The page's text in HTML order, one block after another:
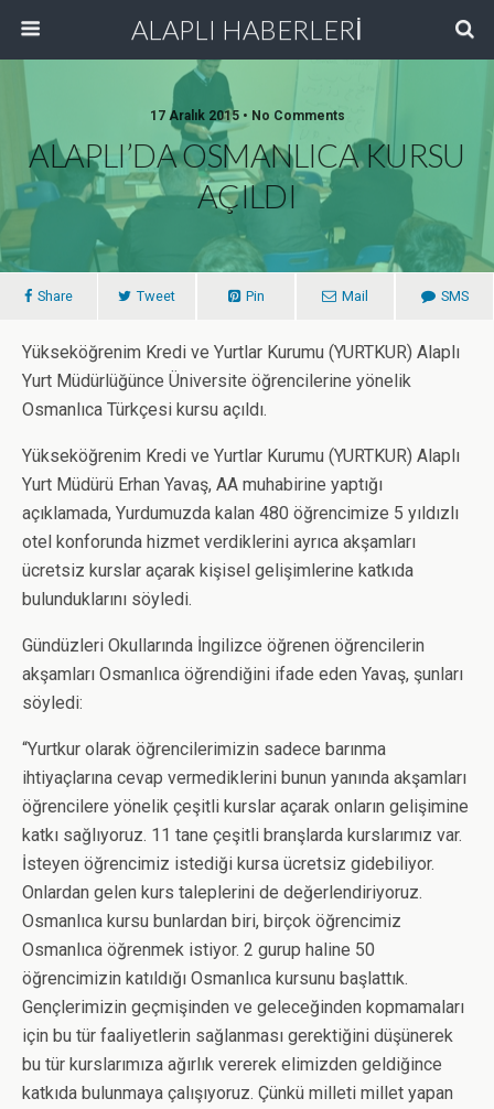
ALAPLI HABERLERİ
17 Aralık 2015 • No Comments
ALAPLI’DA OSMANLICA KURSU
AÇILDI
Share Tweet Pin Mail SMS
Yükseköğrenim Kredi ve Yurtlar Kurumu (YURTKUR) Alaplı
Yurt Müdürlüğünce Üniversite öğrencilerine yönelik
Osmanlıca Türkçesi kursu açıldı.
Yükseköğrenim Kredi ve Yurtlar Kurumu (YURTKUR) Alaplı
Yurt Müdürü Erhan Yavaş, AA muhabirine yaptığı
açıklamada, Yurdumuzda kalan 480 öğrencimize 5 yıldızlı
otel konforunda hizmet verdiklerini ayrıca akşamları
ücretsiz kurslar açarak kişisel gelişimlerine katkıda
bulunduklarını söyledi.
Gündüzleri Okullarında İngilizce öğrenen öğrencilerin
akşamları Osmanlıca öğrendiğini ifade eden Yavaş, şunları
söyledi:
“Yurtkur olarak öğrencilerimizin sadece barınma
ihtiyaçlarına cevap vermediklerini bunun yanında akşamları
öğrencilere yönelik çeşitli kurslar açarak onların gelişimine
katkı sağlıyoruz. 11 tane çeşitli branşlarda kurslarımız var.
İsteyen öğrencimiz istediği kursa ücretsiz gidebiliyor.
Onlardan gelen kurs taleplerini de değerlendiriyoruz.
Osmanlıca kursu bunlardan biri, birçok öğrencimiz
Osmanlıca öğrenmek istiyor. 2 gurup haline 50
öğrencimizin katıldığı Osmanlıca kursunu başlattık.
Gençlerimizin geçmişinden ve geleceğinden kopmamaları
için bu tür faaliyetlerin sağlanması gerektiğini düşünerek
bu tür kurslarımıza ağırlık vererek elimizden geldiğince
katkıda bulunmaya çalışıyoruz. Çünkü milleti millet yapan